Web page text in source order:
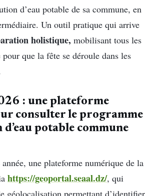
d’eau potable de sa commune, en
Un outil pratique qui arrive
holistique, mobilisant tous les
que la fête se déroule dans les
: une plateforme
consulter le programme
potable commune
une plateforme numérique de la
https://geoportal.seaal.dz/, qui
géolocalisation permettant d’identifier